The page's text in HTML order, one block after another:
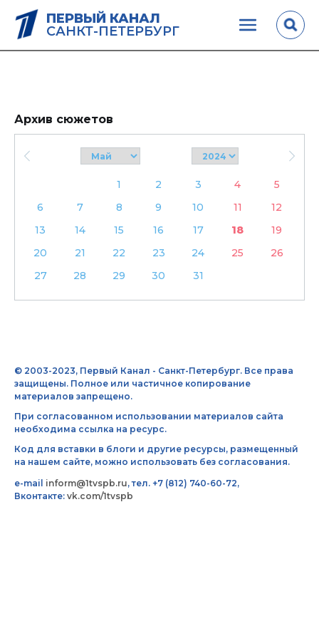
ПЕРВЫЙ КАНАЛ
САНКТ-ПЕТЕРБУРГ
Архив сюжетов
1 2 3 4
5
6
7 8 9 10 11
12
13
14 15 16 17 18
19
20
21 22 23 24 25
26
27
28 29 30 31
© 2003-2023, Первый Канал - Санкт-Петербург. Все права
защищены. Полное или частичное копирование
материалов запрещено.
При согласованном использовании материалов сайта
необходима ссылка на ресурс.
Код для вставки в блоги и другие ресурсы, размещенный
на нашем сайте, можно использовать без согласования.
e-mail inform@1tvspb.ru, тел. +7 (812) 740-60-72,
Вконтакте: vk.com/1tvspb